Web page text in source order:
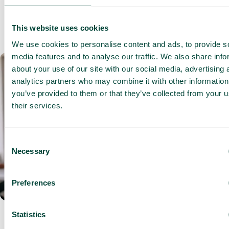
This website uses cookies
We use cookies to personalise content and ads, to provide
media features and to analyse our traffic. We also share
about your use of our site with our social media, advertising
analytics partners who may combine it with other
you’ve provided to them or that they’ve collected from your
their services.
Selection
Necessary
Preferences
Statistics
Optez pour notre solution de
téléphonie dès aujourd’hui
Prêt à franchir le cap ? Découvrez comment nos solutions peuvent